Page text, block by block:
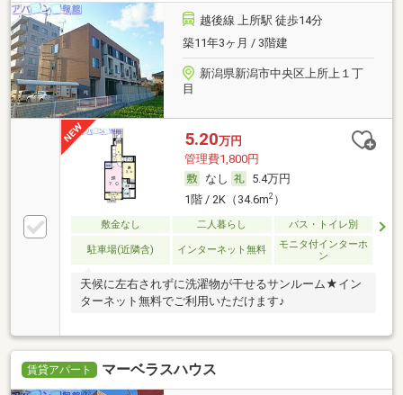
越後線 上所駅 徒歩14分
築11年3ヶ月 / 3階建
新潟県新潟市中央区上所上１丁
目
5.20万円
管理費1,800円
なし
5.4万円
1階 / 2K（34.6m2）
敷金なし 二人暮らし バス・トイレ別
駐車場(近隣含) インターネット無料
モニタ付インターホ
ン
天候に左右されずに洗濯物が干せるサンルーム★イン
ターネット無料でご利用いただけます♪
賃貸アパート マーベラスハウス